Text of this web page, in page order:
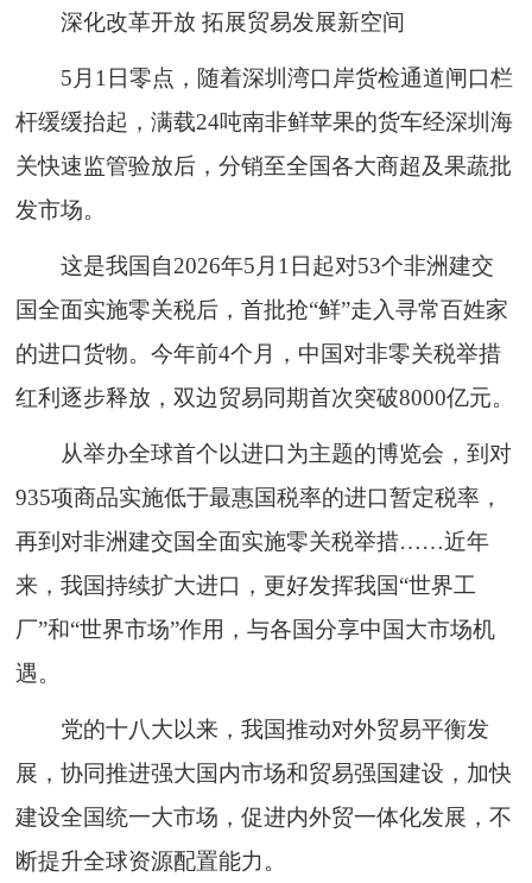
深化改革开放 拓展贸易发展新空间
5月1日零点，随着深圳湾口岸货检通道闸口栏
杆缓缓抬起，满载24吨南非鲜苹果的货车经深圳海
关快速监管验放后，分销至全国各大商超及果蔬批
发市场。
这是我国自2026年5月1日起对53个非洲建交
国全面实施零关税后，首批抢“鲜”走入寻常百姓家
的进口货物。今年前4个月，中国对非零关税举措
红利逐步释放，双边贸易同期首次突破8000亿元。
从举办全球首个以进口为主题的博览会，到对
935项商品实施低于最惠国税率的进口暂定税率，
再到对非洲建交国全面实施零关税举措……近年
来，我国持续扩大进口，更好发挥我国“世界工
厂”和“世界市场”作用，与各国分享中国大市场机
遇。
党的十八大以来，我国推动对外贸易平衡发
展，协同推进强大国内市场和贸易强国建设，加快
建设全国统一大市场，促进内外贸一体化发展，不
断提升全球资源配置能力。